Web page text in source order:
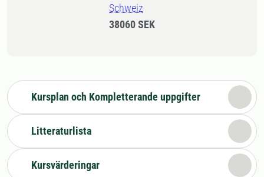
Schweiz
38060 SEK
Kursplan och Kompletterande uppgifter
Litteraturlista
Kursvärderingar